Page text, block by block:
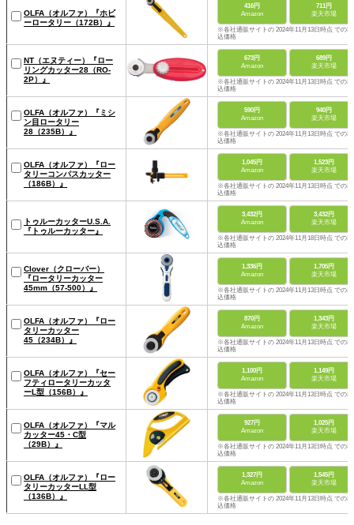
OLFA（オルファ）『ホビ
ーロータリー（172B）』
416円
Amazon
711円
楽天市場
※各社通販サイトの 2024年11月13日時点 での税
込価格
NT（エヌティー）『ロー
リングカッター28（RO-
2P）』
673円
Amazon
689円
楽天市場
※各社通販サイトの 2024年11月13日時点 での税
込価格
OLFA（オルファ）『ミシ
ン目ロータリー
28（235B）』
590円
Amazon
940円
楽天市場
※各社通販サイトの 2024年11月13日時点 での税
込価格
OLFA（オルファ）『ロー
タリーコンパスカッター
（186B）』
1,045円
Amazon
1,523円
楽天市場
※各社通販サイトの 2024年11月13日時点 での税
込価格
トゥルーカッターU.S.A.
『トゥルーカッター』
3,432円
Amazon
3,432円
楽天市場
※各社通販サイトの 2024年11月18日時点 での税
込価格
Clover（クローバー）
『ロータリーカッター
45mm（57-500）』
1,336円
Amazon
1,705円
楽天市場
※各社通販サイトの 2024年11月13日時点 での税
込価格
OLFA（オルファ）『ロー
タリーカッター
45（234B）』
870円
Amazon
1,343円
楽天市場
※各社通販サイトの 2024年11月13日時点 での税
込価格
OLFA（オルファ）『セー
フティロータリーカッタ
ーL型（156B）』
1,100円
Amazon
1,149円
楽天市場
※各社通販サイトの 2024年11月13日時点 での税
込価格
OLFA（オルファ）『マル
カッター45・C型
（29B）』
927円
Amazon
1,025円
楽天市場
※各社通販サイトの 2024年11月13日時点 での税
込価格
OLFA（オルファ）『ロー
タリーカッターLL型
（136B）』
1,327円
Amazon
1,545円
楽天市場
※各社通販サイトの 2024年11月13日時点 での税
込価格